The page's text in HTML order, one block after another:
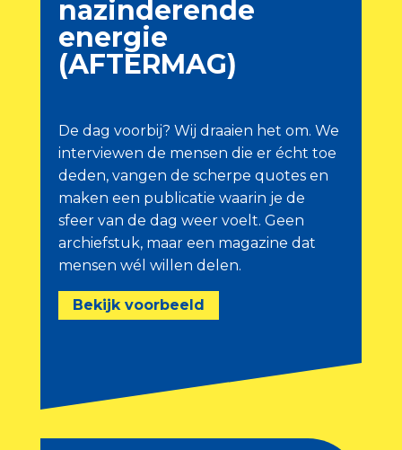
nazinderende
energie
(AFTERMAG)
De dag voorbij? Wij draaien het om. We
interviewen de mensen die er écht toe
deden, vangen de scherpe quotes en
maken een publicatie waarin je de
sfeer van de dag weer voelt. Geen
archiefstuk, maar een magazine dat
mensen wél willen delen.
Bekijk voorbeeld